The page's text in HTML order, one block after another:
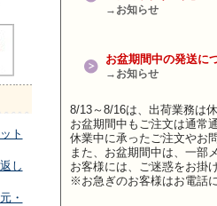
ト
し
・